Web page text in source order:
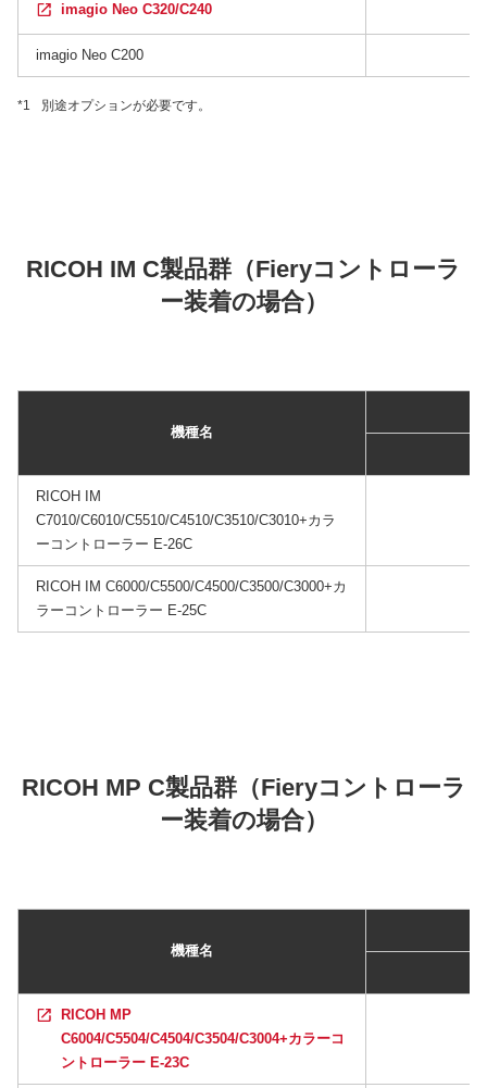
imagio Neo C320/C240
imagio Neo C200
*1 別途オプションが必要です。
RICOH IM C製品群（Fieryコントローラ
ー装着の場合）
機種名
RICOH IM
C7010/C6010/C5510/C4510/C3510/C3010+カラ
ーコントローラー E-26C
RICOH IM C6000/C5500/C4500/C3500/C3000+カ
ラーコントローラー E-25C
RICOH MP C製品群（Fieryコントローラ
ー装着の場合）
機種名
RICOH MP
C6004/C5504/C4504/C3504/C3004+カラーコ
ントローラー E-23C